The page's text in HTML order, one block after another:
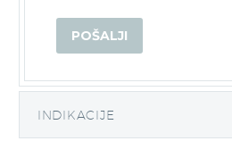
INDIKACIJE